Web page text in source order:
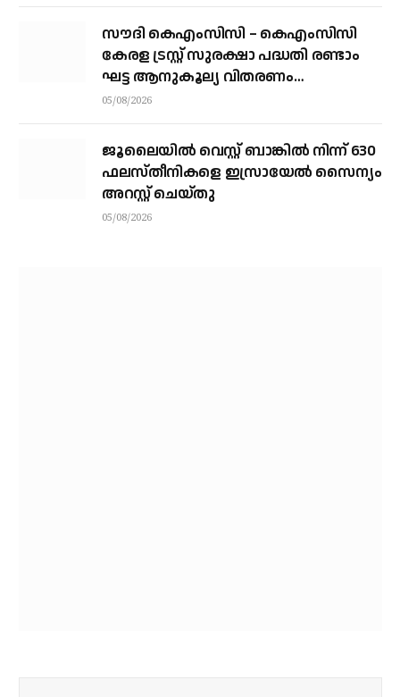
സൗദി കെഎംസിസി – കെഎംസിസി
കേരള ട്രസ്റ്റ് സുരക്ഷാ പദ്ധതി രണ്ടാം
ഘട്ട ആനുകൂല്യ വിതരണം
വെള്ളിയാഴ്ച്ച കോഴിക്കോട്ട്
05/08/2026
ജൂലൈയില്‍ വെസ്റ്റ് ബാങ്കില്‍ നിന്ന് 630
ഫലസ്തീനികളെ ഇസ്രായേല്‍ സൈന്യം
അറസ്റ്റ് ചെയ്തു
05/08/2026